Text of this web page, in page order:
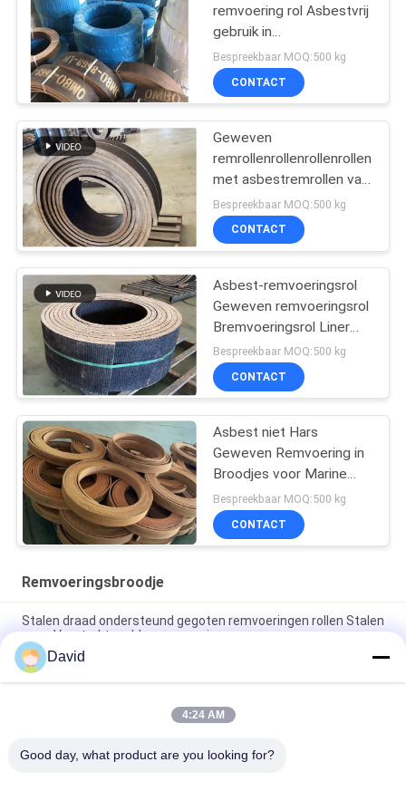
remvoering rol Asbestvrij
gebruik in
windglastrekkers
Remvoering
Bespreekbaar MOQ:500 kg
CONTACT
Geweven
remrollenrollenrollenrollen
met asbestremrollen van
koper
Bespreekbaar MOQ:500 kg
CONTACT
Asbest-remvoeringsrol
Geweven remvoeringsrol
Bremvoeringsrol Liner
met koper
Bespreekbaar MOQ:500 kg
CONTACT
Asbest niet Hars
Geweven Remvoering in
Broodjes voor Marine
Winch Brake Lining Roll
Bespreekbaar MOQ:500 kg
CONTACT
Remvoeringsbroodje
Stalen draad ondersteund gegoten remvoeringen rollen Stalen
gaas Versterkte rubberremvoeringen
High Temperature Range -40C To 300C Brake Lining Roll with
ISO9001 Certification and 2mm Thickness
Automotive Brake System Friction Roll 100mm Width for
David
4:24 AM
Good day, what product are you looking for?